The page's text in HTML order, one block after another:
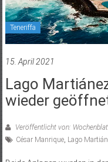
Teneriffa
15. April 2021
Lago
wieder
Veröffentlicht von:
César Manrique, Lago